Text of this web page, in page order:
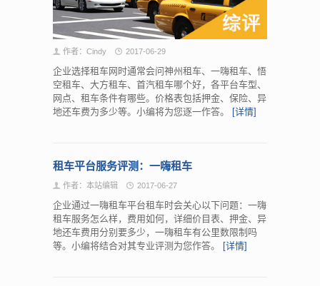
作者：Cindy 2017-06-29
企业选择租车网时通常会问神州租车、一嗨租车、悟
空租车、大方租车、首汽租车哪个好，各平台车型、
网点、租车条件有哪些。价格表包括押金、保险、异
地还车费为多少等。小编将为您逐一作答。
[详情]
租车平台服务评测：一嗨租车
作者：本站编辑 2017-06-27
企业通过一嗨租车平台租车时会关心以下问题：一嗨
租车服务怎么样，费用如何，详细价目表、押金、异
地还车费用分别要多少，一嗨租车有公里数限制吗
等。小编将结合对其专业评测为您作答。
[详情]